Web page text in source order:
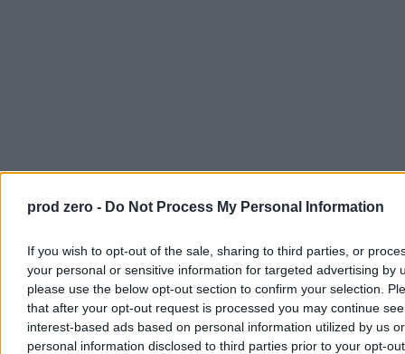
prod zero - Do Not Process My Personal Information
If you wish to opt-out of the sale, sharing to third parties, or
your personal or sensitive information for targeted advertising by
please use the below opt-out section to confirm your selection.
that after your opt-out request is processed you may continue
interest-based ads based on personal information utilized by us or
personal information disclosed to third parties prior to your opt-
Infermedica. Kraków ma… AGH z 6 tys. doktorantów na kilometr
kwadratowy i jednego unicorna w budowie. Coś tu wyraźnie nie
gra.
Drakula kontra Wawel